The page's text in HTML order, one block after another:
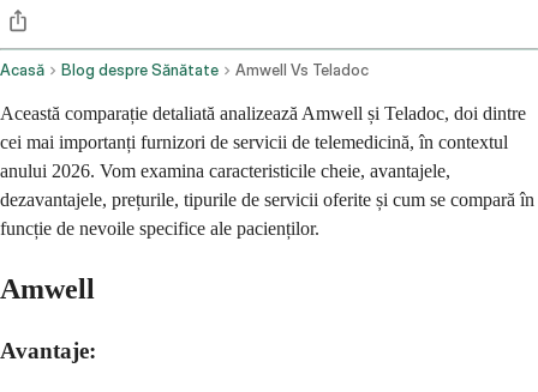
Acasă Blog despre Sănătate Amwell Vs Teladoc
Această comparație detaliată analizează Amwell și Teladoc, doi dintre
cei mai importanți furnizori de servicii de telemedicină, în contextul
anului 2026. Vom examina caracteristicile cheie, avantajele,
dezavantajele, prețurile, tipurile de servicii oferite și cum se compară în
funcție de nevoile specifice ale pacienților.
Amwell
Avantaje: